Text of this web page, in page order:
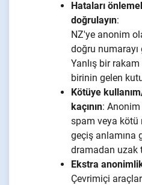
Hataları
doğrulayın:
NZ'ye anonim
doğru
Yanlış bir rakam
birinin gelen
Kötüye
kaçının:
spam veya kötü
geçiş anlamına
dramadan uzak
Ekstra
Çevrimiçi